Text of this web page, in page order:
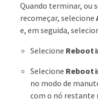
Quando terminar, ou
recomeçar, selecione
e, em seguida,
Selecione Reboot
Selecione Reboot
no modo de
com o nó restante